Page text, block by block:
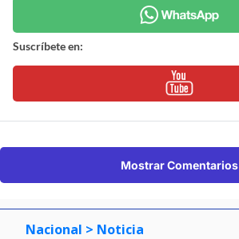
Suscríbete en:
Mostrar Comentarios
Nacional > Noticia